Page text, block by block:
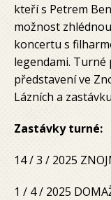
kteří s Petrem
možnost
koncertu s
legendami.
představení ve
Lázních a
Zastávky turné:
14 / 3 / 2025
1 / 4 / 2025